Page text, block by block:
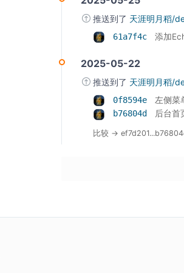
推送到了 天涯明月稻/
61a7f4c 添加
2025-05-22
推送到了 天涯明月稻/
0f8594e
左侧菜
b76804d
后台首
比较 →